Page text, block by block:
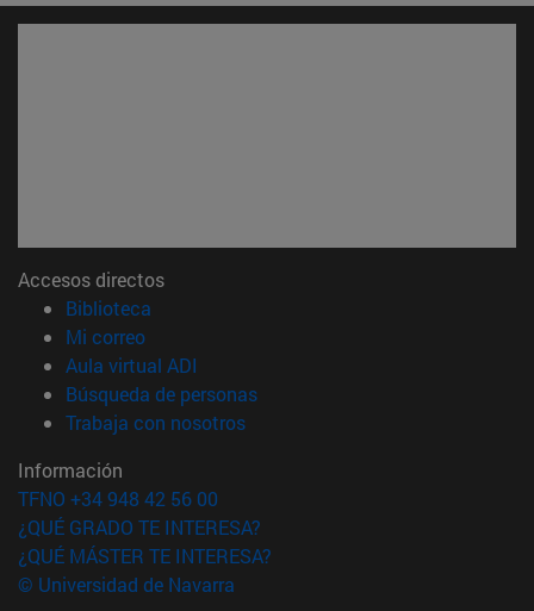
Accesos directos
Biblioteca
Mi correo(abre en nueva ventana)
Aula virtual ADI
Búsqueda de personas(abre en nueva ventana)
Trabaja con nosotros(abre en nueva ventana)
Información
TFNO +34 948 42 56 00
¿QUÉ GRADO TE INTERESA?
¿QUÉ MÁSTER TE INTERESA?
© Universidad de Navarra